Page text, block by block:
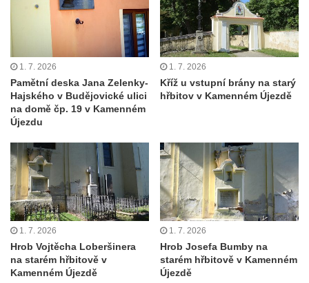
Pamětní desky obětem 1. světové války v
kapli Panny Marie Bolestné v Benešově
Pamětní deska Samuela Fullera na zámku
v Sokolově
Kenotaf Ericha Ullmanna na hřbitově
Hrob Pavla Patušnika na hřbitově Šumburk
nad Desnou v Tanvaldu
Hrob sovětských dětí na hřbitově Šumburk
nad Desnou v Tanvaldu
Pomník prvního a druhého odboje v
Tanvaldu
Kenotaf Josefa Staritze na hřbitově ve
1. 7. 2026
Pamětní deska Jana Zelenky-
Hajského v Budějovické ulici
na domě čp. 19 v Kamenném
Újezdu
1. 7. 2026
Kříž u vstupní brány na starý
hřbitov v Kamenném Újezdě
1. 7. 2026
Hrob Vojtěcha Loberšinera
na starém hřbitově v
Kamenném Újezdě
1. 7. 2026
Hrob Josefa Bumby na
starém hřbitově v Kamenném
Újezdě